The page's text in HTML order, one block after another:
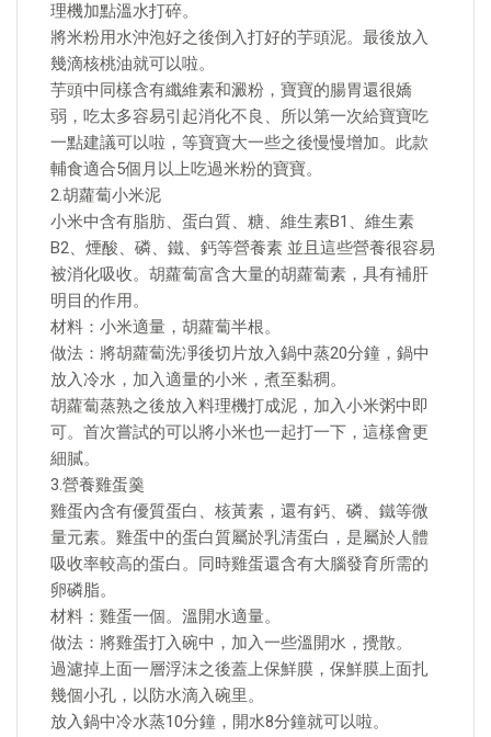
理機加點溫水打碎。
將米粉用水沖泡好之後倒入打好的芋頭泥。最後放入
幾滴核桃油就可以啦。
芋頭中同樣含有纖維素和澱粉，寶寶的腸胃還很嬌
弱，吃太多容易引起消化不良、所以第一次給寶寶吃
一點建議可以啦，等寶寶大一些之後慢慢增加。此款
輔食適合5個月以上吃過米粉的寶寶。
2.胡蘿蔔小米泥
小米中含有脂肪、蛋白質、糖、維生素B1、維生素
B2、煙酸、磷、鐵、鈣等營養素 並且這些營養很容易
被消化吸收。胡蘿蔔富含大量的胡蘿蔔素，具有補肝
明目的作用。
材料：小米適量，胡蘿蔔半根。
做法：將胡蘿蔔洗凈後切片放入鍋中蒸20分鐘，鍋中
放入冷水，加入適量的小米，煮至黏稠。
胡蘿蔔蒸熟之後放入料理機打成泥，加入小米粥中即
可。首次嘗試的可以將小米也一起打一下，這樣會更
細膩。
3.營養雞蛋羹
雞蛋內含有優質蛋白、核黃素，還有鈣、磷、鐵等微
量元素。雞蛋中的蛋白質屬於乳清蛋白，是屬於人體
吸收率較高的蛋白。同時雞蛋還含有大腦發育所需的
卵磷脂。
材料：雞蛋一個。溫開水適量。
做法：將雞蛋打入碗中，加入一些溫開水，攪散。
過濾掉上面一層浮沫之後蓋上保鮮膜，保鮮膜上面扎
幾個小孔，以防水滴入碗里。
放入鍋中冷水蒸10分鐘，開水8分鐘就可以啦。